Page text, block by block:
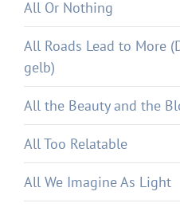
All Or Nothing
All Roads Lead to More
gelb)
All the Beauty and the
All Too Relatable
All We Imagine As Light